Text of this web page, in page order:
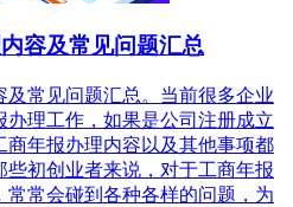
容及常见问题汇总
及常见问题汇总。当前很多企业
办理工作，如果是公司注册成立
商年报办理内容以及其他事项都
些初创业者来说，对于工商年报
常常会碰到各种各样的问题，为